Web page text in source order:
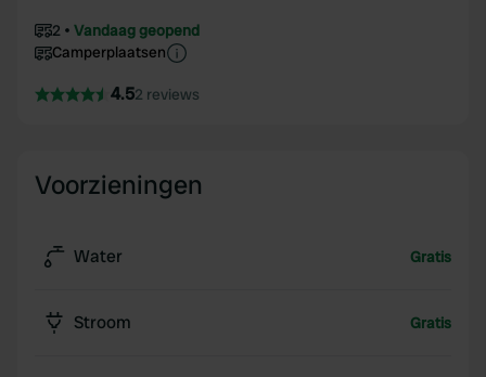
2
Vandaag geopend
Camperplaatsen
4.52 reviews
Voorzieningen
Water Gratis
Stroom Gratis